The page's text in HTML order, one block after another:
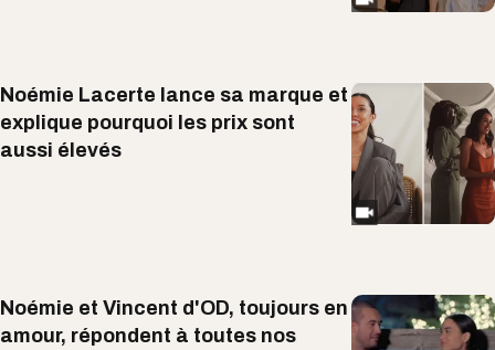
Noémie Lacerte lance sa marque et
explique pourquoi les prix sont
aussi élevés
Noémie et Vincent d'OD, toujours en
amour, répondent à toutes nos